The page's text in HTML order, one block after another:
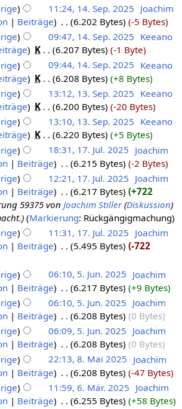
11:24, 14. Sep. 2025 Joachim
Beiträge 6.202 Bytes
-5 Bytes
09:47, 14. Sep. 2025 Keeano
K 6.207 Bytes
-1 Byte
09:44, 14. Sep. 2025 Keeano
K 6.208 Bytes
+8 Bytes
13:12, 13. Sep. 2025 Keeano
K 6.200 Bytes
-20 Bytes
13:10, 13. Sep. 2025 Keeano
K 6.220 Bytes
+5 Bytes
18:31, 17. Jul. 2025 Joachim
Beiträge 6.215 Bytes
-2 Bytes
12:21, 17. Jul. 2025 Joachim
Beiträge 6.217 Bytes
+722
59375 von Joachim Stiller(Diskussion)
Markierung: Rückgängigmachung
11:31, 17. Jul. 2025 Joachim
Beiträge 5.495 Bytes
-722
06:10, 5. Jun. 2025 Joachim
Beiträge 6.217 Bytes
+9 Bytes
06:10, 5. Jun. 2025 Joachim
Beiträge 6.208 Bytes
0 Bytes
06:09, 5. Jun. 2025 Joachim
Beiträge 6.208 Bytes
0 Bytes
22:13, 8. Mai 2025 Joachim
Beiträge 6.208 Bytes
-47 Bytes
11:59, 6. Mär. 2025 Joachim
Beiträge 6.255 Bytes
+58 Bytes